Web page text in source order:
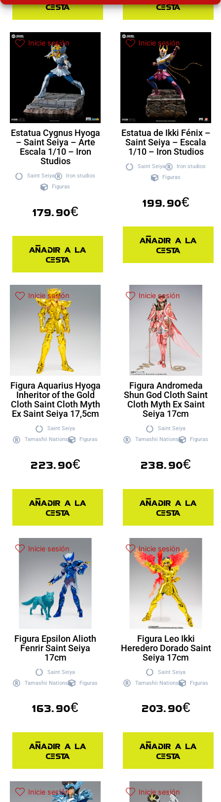
cesta
cesta
Inicie sesión
Estatua Cygnus Hyoga
– Saint Seiya – Arte
Escala 1/10 – Iron
Studios
Saint Seiya
Iron studios
Figuras
179.90€
Añadir a la
cesta
Inicie sesión
Estatua de Ikki Fénix –
Saint Seiya – Escala
1/10 – Iron Studios
Saint Seiya
Iron studios
Figuras
199.90€
Añadir a la
cesta
Inicie sesión
Figura Aquarius Hyoga
Inheritor of the Gold
Cloth Saint Cloth Myth
Ex Saint Seiya 17,5cm
Saint Seiya
Tamashii Nations
Figuras
223.90€
Añadir a la
cesta
Inicie sesión
Figura Andromeda
Shun God Cloth Saint
Cloth Myth Ex Saint
Seiya 17cm
Saint Seiya
Tamashii Nations
Figuras
238.90€
Añadir a la
cesta
Inicie sesión
Figura Epsilon Alioth
Fenrir Saint Seiya
17cm
Saint Seiya
Tamashii Nations
Figuras
163.90€
Añadir a la
cesta
Inicie sesión
Figura Leo Ikki
Heredero Dorado Saint
Seiya 17cm
Saint Seiya
Tamashii Nations
Figuras
203.90€
Añadir a la
cesta
Inicie sesión Inicie sesión